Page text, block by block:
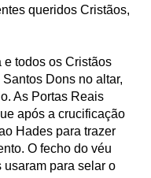
queridos Cristãos,
e todos os Cristãos
Dons no altar,
As Portas Reais
após a crucificação
Hades para trazer
O fecho do véu
usaram para selar o